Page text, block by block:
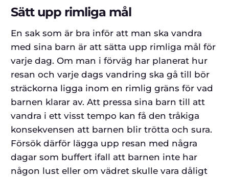
Sätt upp rimliga mål
En sak som är bra inför att man ska vandra
med sina barn är att sätta upp rimliga mål för
varje dag. Om man i förväg har planerat hur
resan och varje dags vandring ska gå till bör
sträckorna ligga inom en rimlig gräns för vad
barnen klarar av. Att pressa sina barn till att
vandra i ett visst tempo kan få den tråkiga
konsekvensen att barnen blir trötta och sura.
Försök därför lägga upp resan med några
dagar som buffert ifall att barnen inte har
någon lust eller om vädret skulle vara dåligt